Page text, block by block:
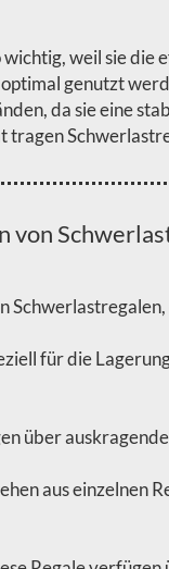
weil sie
genutzt
da sie eine
von
für die
über
aus einzelnen